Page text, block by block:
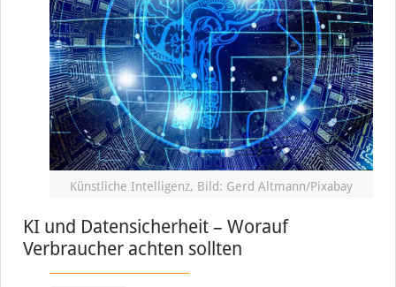
Künstliche Intelligenz, Bild: Gerd Altmann/Pixabay
KI und Datensicherheit – Worauf
Verbraucher achten sollten